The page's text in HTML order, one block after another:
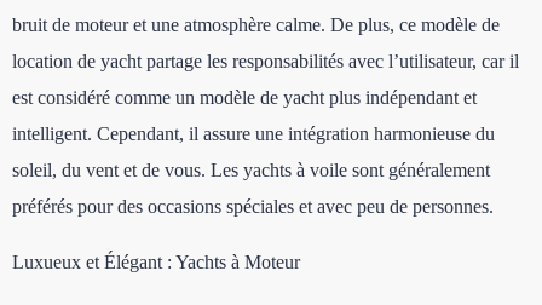
bruit de moteur et une atmosphère calme. De plus, ce modèle de
location de yacht partage les responsabilités avec l’utilisateur, car il
est considéré comme un modèle de yacht plus indépendant et
intelligent. Cependant, il assure une intégration harmonieuse du
soleil, du vent et de vous. Les yachts à voile sont généralement
préférés pour des occasions spéciales et avec peu de personnes.
Luxueux et Élégant : Yachts à Moteur